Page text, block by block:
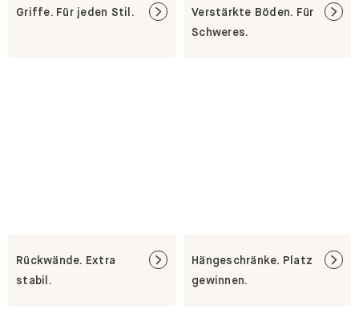
Griffe. Für jeden Stil.
Verstärkte Böden. Für
Schweres.
Rückwände. Extra
stabil.
Hängeschränke. Platz
gewinnen.